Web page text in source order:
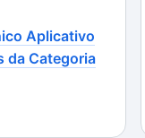
Aplicativo
da Categoria